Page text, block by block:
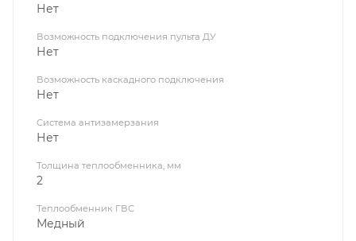
Нет
Возможность подключения пульта ДУ
Нет
Возможность каскадного подключения
Нет
Система антизамерзания
Нет
Толщина теплообменника, мм
2
Теплообменник ГВС
Медный